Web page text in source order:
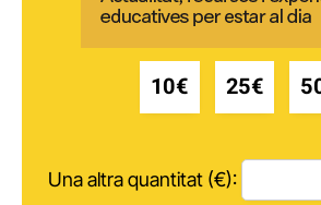
10€ 25€
Una altra quantitat (€):